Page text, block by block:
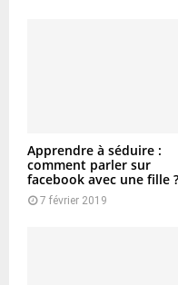
Apprendre à séduire :
comment parler sur
facebook avec une fille ?
7 février 2019